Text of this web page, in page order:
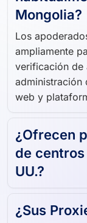
Mongolia?
Los
ampliamente
verificación
web y
¿Ofrecen
de centros
UU.?
¿Sus